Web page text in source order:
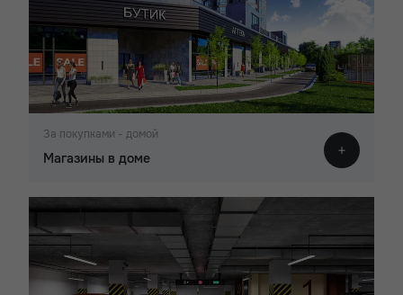
За покупками - домой
Магазины в доме